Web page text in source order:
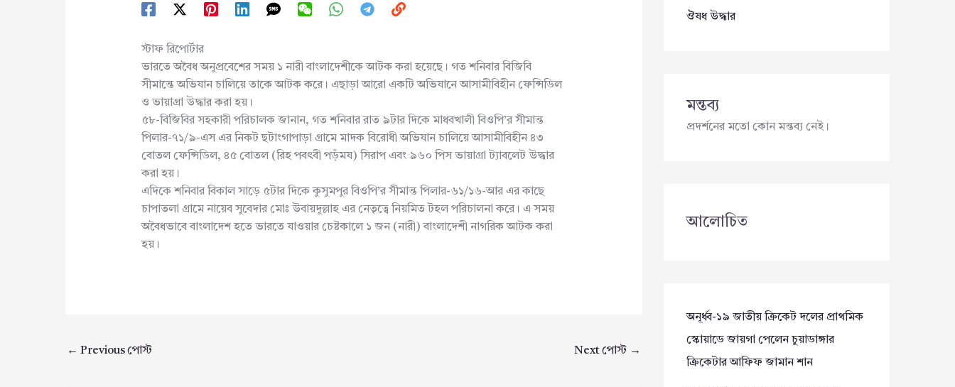
স্টাফ রিপোর্টার
ভারতে অবৈধ অনুপ্রবেশের সময় ১ নারী বাংলাদেশীকে আটক করা হয়েছে। গত শনিবার বিজিবি
সীমান্তে অভিযান চালিয়ে তাকে আটক করে। এছাড়া আরো একটি অভিযানে আসামীবিহীন ফেন্সিডিল
ও ভায়াগ্রা উদ্ধার করা হয়।
৫৮-বিজিবির সহকারী পরিচালক জানান, গত শনিবার রাত ৯টার দিকে মাধবখালী বিওপি’র সীমান্ত
পিলার-৭১/৯-এস এর নিকট ছটাংগাপাড়া গ্রামে মাদক বিরোধী অভিযান চালিয়ে আসামীবিহীন ৪৩
বোতল ফেন্সিডিল, ৪৫ বোতল (রিহ পবৎবী পড়ঁময) সিরাপ এবং ৯৬০ পিস ভায়াগ্রা ট্যাবলেট উদ্ধার
করা হয়।
এদিকে শনিবার বিকাল সাড়ে ৫টার দিকে কুসুমপুর বিওপি’র সীমান্ত পিলার-৬১/১৬-আর এর কাছে
চাপাতলা গ্রামে নায়েব সুবেদার মোঃ উবায়দুল্লাহ এর নেতৃত্বে নিয়মিত টহল পরিচালনা করে। এ সময়
অবৈধভাবে বাংলাদেশ হতে ভারতে যাওয়ার চেষ্টকালে ১ জন (নারী) বাংলাদেশী নাগরিক আটক করা
হয়।
← Previous পোস্ট Next পোস্ট →
ঔষধ উদ্ধার
মন্তব্য
প্রদর্শনের মতো কোন মন্তব্য নেই।
আলোচিত
অনূর্ধ্ব-১৯ জাতীয় ক্রিকেট দলের প্রাথমিক
স্কোয়াডে জায়গা পেলেন চুয়াডাঙ্গার
ক্রিকেটার আফিফ জামান শান